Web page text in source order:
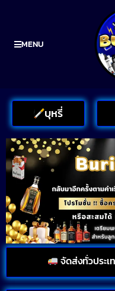
MENU
บุหรี่
จัดส่งทั่วประ